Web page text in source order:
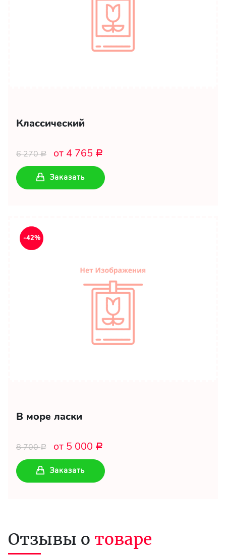
Классический
6 270Р от 4 765 Р
Заказать
-42%
В море ласки
8 700Р от 5 000 Р
Заказать
Отзывы о товаре